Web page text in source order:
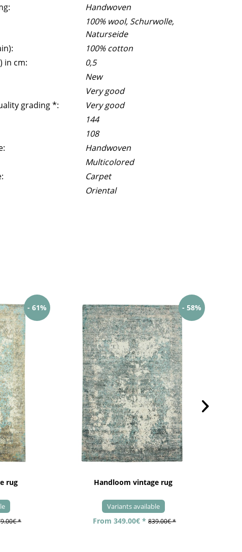
Handwoven
100% wool, Schurwolle,
Naturseide
100% cotton
in cm:
0,5
New
Very good
grading *:
Very good
144
108
Handwoven
Multicolored
Carpet
Oriental
- 61%
rug
*
- 58%
Handloom vintage rug
Variants available
From 349.00€ * 839.00€ *